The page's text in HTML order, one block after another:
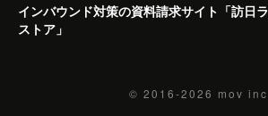
インバウンド対策の資料請求サイト「訪日
ストア」
© 2016-2026 mov